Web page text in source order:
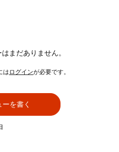
まだありません。
は ログインが必要です。
ーを書く